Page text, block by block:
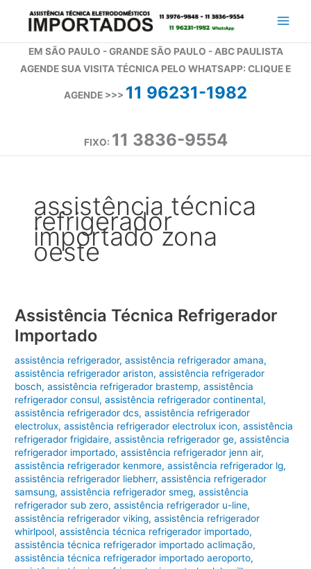
conteúdoEM SÃO PAULO - GRANDE SÃO PAULO - ABC PAULISTA
AGENDE SUA VISITA TÉCNICA PELO WHATSAPP: CLIQUE E
AGENDE >>> 11 96231-1982
FIXO: 11 3836-9554
assistência técnica
refrigerador
importado zona
oeste
Assistência Técnica Refrigerador
Importado
assistência refrigerador,assistência refrigerador amana,
assistência refrigerador ariston,assistência refrigerador
bosch,assistência refrigerador brastemp,assistência
refrigerador consul,assistência refrigerador continental,
assistência refrigerador dcs,assistência refrigerador
electrolux,assistência refrigerador electrolux icon,assistência
refrigerador frigidaire,assistência refrigerador ge,assistência
refrigerador importado,assistência refrigerador jenn air,
assistência refrigerador kenmore,assistência refrigerador lg,
assistência refrigerador liebherr,assistência refrigerador
samsung,assistência refrigerador smeg,assistência
refrigerador sub zero,assistência refrigerador u-line,
assistência refrigerador viking,assistência refrigerador
whirlpool,assistência técnica refrigerador importado,
assistência técnica refrigerador importado aclimação,
assistência técnica refrigerador importado aeroporto,